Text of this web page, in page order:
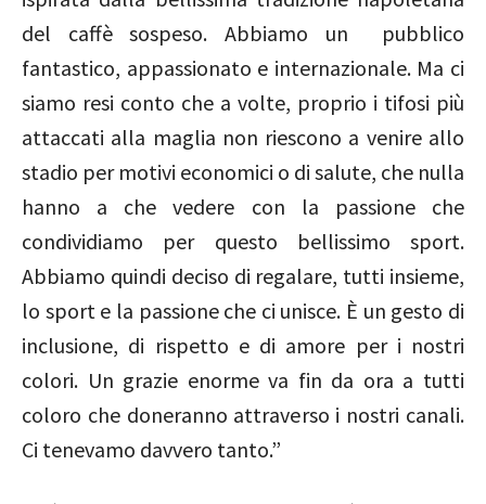
del caffè sospeso. Abbiamo un pubblico
fantastico, appassionato e internazionale. Ma ci
siamo resi conto che a volte, proprio i tifosi più
attaccati alla maglia non riescono a venire allo
stadio per motivi economici o di salute, che nulla
hanno a che vedere con la passione che
condividiamo per questo bellissimo sport.
Abbiamo quindi deciso di regalare, tutti insieme,
lo sport e la passione che ci unisce. È un gesto di
inclusione, di rispetto e di amore per i nostri
colori. Un grazie enorme va fin da ora a tutti
coloro che doneranno attraverso i nostri canali.
Ci tenevamo davvero tanto.”